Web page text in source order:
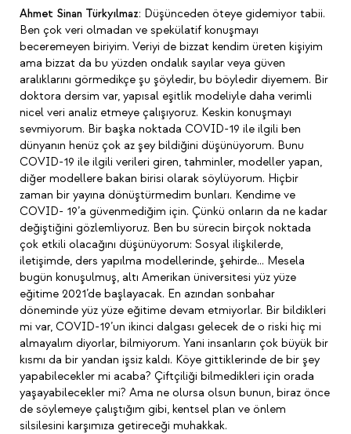
Ahmet Sinan Türkyılmaz: Düşünceden öteye gidemiyor tabii.
Ben çok veri olmadan ve spekülatif konuşmayı
beceremeyen biriyim. Veriyi de bizzat kendim üreten kişiyim
ama bizzat da bu yüzden ondalık sayılar veya güven
aralıklarını görmedikçe şu şöyledir, bu böyledir diyemem. Bir
doktora dersim var, yapısal eşitlik modeliyle daha verimli
nicel veri analiz etmeye çalışıyoruz. Keskin konuşmayı
sevmiyorum. Bir başka noktada COVID-19 ile ilgili ben
dünyanın henüz çok az şey bildiğini düşünüyorum. Bunu
COVID-19 ile ilgili verileri giren, tahminler, modeller yapan,
diğer modellere bakan birisi olarak söylüyorum. Hiçbir
zaman bir yayına dönüştürmedim bunları. Kendime ve
COVID- 19’a güvenmediğim için. Çünkü onların da ne kadar
değiştiğini gözlemliyoruz. Ben bu sürecin birçok noktada
çok etkili olacağını düşünüyorum: Sosyal ilişkilerde,
iletişimde, ders yapılma modellerinde, şehirde… Mesela
bugün konuşulmuş, altı Amerikan üniversitesi yüz yüze
eğitime 2021’de başlayacak. En azından sonbahar
döneminde yüz yüze eğitime devam etmiyorlar. Bir bildikleri
mi var, COVID-19’un ikinci dalgası gelecek de o riski hiç mi
almayalım diyorlar, bilmiyorum. Yani insanların çok büyük bir
kısmı da bir yandan işsiz kaldı. Köye gittiklerinde de bir şey
yapabilecekler mi acaba? Çiftçiliği bilmedikleri için orada
yaşayabilecekler mi? Ama ne olursa olsun bunun, biraz önce
de söylemeye çalıştığım gibi, kentsel plan ve önlem
silsilesini karşımıza getireceği muhakkak.